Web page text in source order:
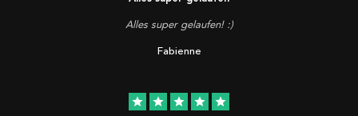
Alles super gelaufen! :)
Fabienne
star star star star star